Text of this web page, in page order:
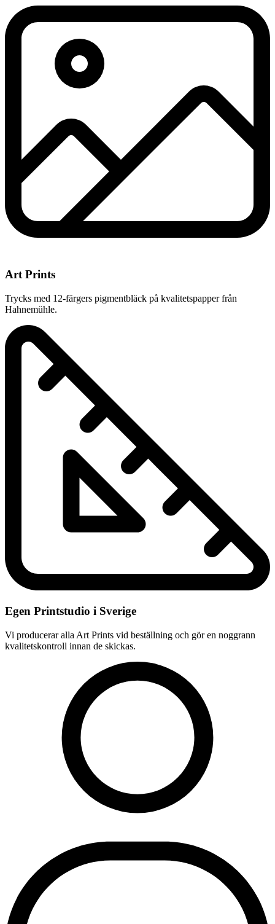
Art Prints
Trycks med 12-färgers pigmentbläck på kvalitetspapper från
Hahnemühle.
Egen Printstudio i Sverige
Vi producerar alla Art Prints vid beställning och gör en noggrann
kvalitetskontroll innan de skickas.